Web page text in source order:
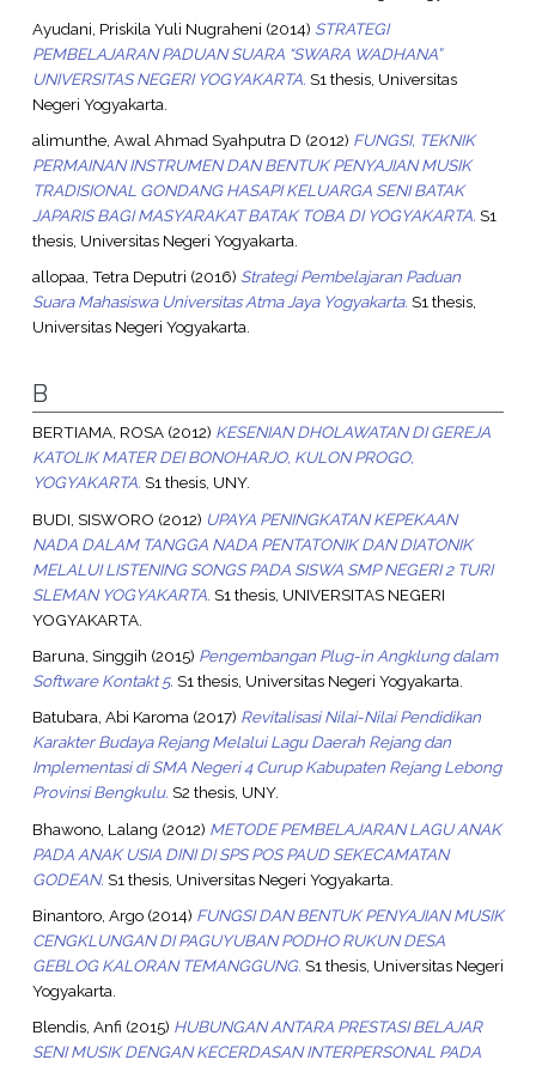
Ayudani, Priskila Yuli Nugraheni (2014) STRATEGI
PEMBELAJARAN PADUAN SUARA “SWARA WADHANA”
UNIVERSITAS NEGERI YOGYAKARTA. S1 thesis, Universitas
Negeri Yogyakarta.
alimunthe, Awal Ahmad Syahputra D (2012) FUNGSI, TEKNIK
PERMAINAN INSTRUMEN DAN BENTUK PENYAJIAN MUSIK
TRADISIONAL GONDANG HASAPI KELUARGA SENI BATAK
JAPARIS BAGI MASYARAKAT BATAK TOBA DI YOGYAKARTA. S1
thesis, Universitas Negeri Yogyakarta.
allopaa, Tetra Deputri (2016) Strategi Pembelajaran Paduan
Suara Mahasiswa Universitas Atma Jaya Yogyakarta. S1 thesis,
Universitas Negeri Yogyakarta.
B
BERTIAMA, ROSA(2012) KESENIAN DHOLAWATAN DI GEREJA
KATOLIK MATER DEI BONOHARJO, KULON PROGO,
YOGYAKARTA. S1 thesis, UNY.
BUDI, SISWORO (2012) UPAYA PENINGKATAN KEPEKAAN
NADA DALAM TANGGA NADA PENTATONIK DAN DIATONIK
MELALUI LISTENING SONGS PADA SISWA SMP NEGERI 2 TURI
SLEMAN YOGYAKARTA. S1 thesis, UNIVERSITAS NEGERI
YOGYAKARTA.
Baruna, Singgih (2015) Pengembangan Plug-in Angklung dalam
Software Kontakt 5. S1 thesis, Universitas Negeri Yogyakarta.
Batubara, Abi Karoma(2017) Revitalisasi Nilai-Nilai Pendidikan
Karakter Budaya Rejang Melalui Lagu Daerah Rejang dan
Implementasi di SMA Negeri 4 Curup Kabupaten Rejang Lebong
Provinsi Bengkulu. S2 thesis, UNY.
Bhawono, Lalang (2012) METODE PEMBELAJARAN LAGU ANAK
PADA ANAK USIA DINI DI SPS POS PAUD SEKECAMATAN
GODEAN. S1 thesis, Universitas Negeri Yogyakarta.
Binantoro, Argo(2014) FUNGSI DAN BENTUK PENYAJIAN MUSIK
CENGKLUNGAN DI PAGUYUBAN PODHO RUKUN DESA
GEBLOG KALORAN TEMANGGUNG. S1 thesis, Universitas Negeri
Yogyakarta.
Blendis, Anfi (2015) HUBUNGAN ANTARA PRESTASI BELAJAR
SENI MUSIK DENGAN KECERDASAN INTERPERSONAL PADA